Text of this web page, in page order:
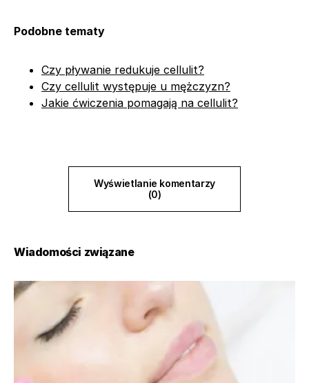
Podobne tematy
Czy pływanie redukuje cellulit?
Czy cellulit występuje u mężczyzn?
Jakie ćwiczenia pomagają na cellulit?
Wyświetlanie komentarzy
(0)
Wiadomości związane